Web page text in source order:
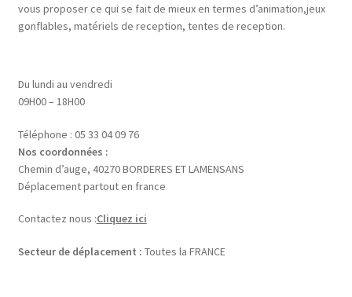
vous proposer ce qui se fait de mieux en termes d’animation,jeux
gonflables, matériels de reception, tentes de reception.
Du lundi au vendredi
09H00 – 18H00
Téléphone : 05 33 04 09 76
Nos coordonnées :
Chemin d’auge, 40270 BORDERES ET LAMENSANS
Déplacement partout en france
Contactez nous :Cliquez ici
Secteur de déplacement : Toutes la FRANCE